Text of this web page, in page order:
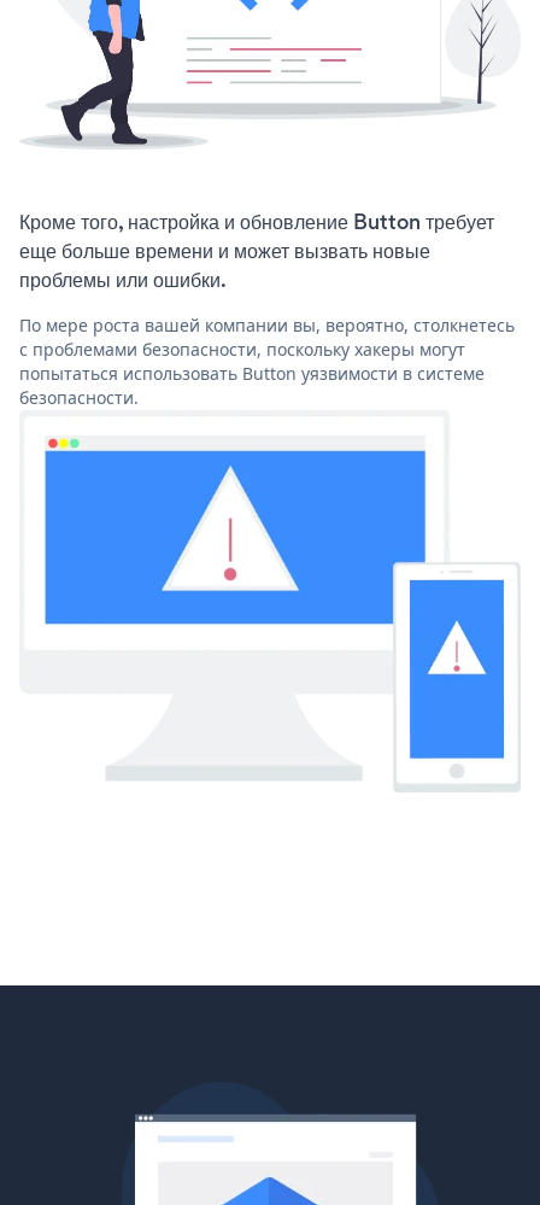
Кроме того, настройка и обновление Button требует
еще больше времени и может вызвать новые
проблемы или ошибки.
По мере роста вашей компании вы, вероятно, столкнетесь
с проблемами безопасности, поскольку хакеры могут
попытаться использовать Button уязвимости в системе
безопасности.